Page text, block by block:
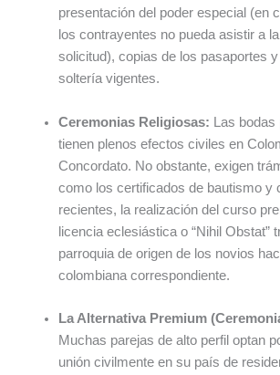
presentación del poder especial (en
los contrayentes no pueda asistir a
solicitud), copias de los pasaportes
soltería vigentes.
Ceremonias Religiosas: Las bodas
tienen plenos efectos civiles en
Concordato. No obstante, exigen
como los certificados de bautismo y
recientes, la realización del curso
licencia eclesiástica o “Nihil Obstat”
parroquia de origen de los novios
colombiana correspondiente.
La Alternativa Premium
Muchas parejas de alto perfil optan
unión civilmente en su país de